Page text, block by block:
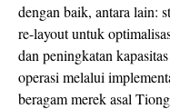
dengan baik, antara lain:
re-layout untuk
dan peningkatan
operasi melalui
beragam merek asal